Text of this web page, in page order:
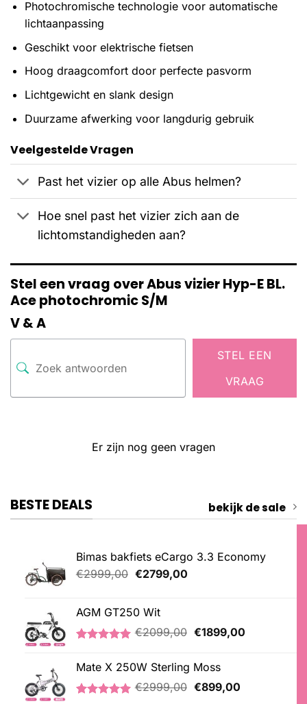
Photochromische technologie voor automatische
lichtaanpassing
Geschikt voor elektrische fietsen
Hoog draagcomfort door perfecte pasvorm
Lichtgewicht en slank design
Duurzame afwerking voor langdurig gebruik
Veelgestelde Vragen
Past het vizier op alle Abus helmen?
Hoe snel past het vizier zich aan de
lichtomstandigheden aan?
Stel een vraag over Abus vizier Hyp-E BL.
Ace photochromic S/M
V & A
STEL EEN
VRAAG
Er zijn nog geen vragen
BESTE DEALS bekijk de sale
Bimas bakfiets eCargo 3.3 Economy
€2999,00 Oorspronkelijke
€2999,00.
€2799,00Huidige
AGM GT250 Wit
5.00
op 5
gebaseerd
op
klantbeoordeling
€2099,00 Oorspronkelijke
€2099,00.
€1899,00Huidige
Mate X 250W Sterling Moss
€2999,00 Oorspronkelijke
€899,00Huidige